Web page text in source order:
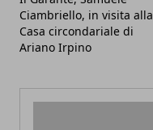
Ciambriello, in visita alla
Casa circondariale di
Ariano Irpino